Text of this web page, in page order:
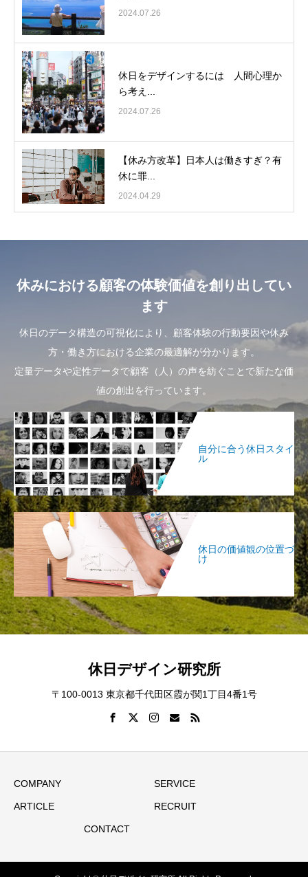
2024.07.26
休日をデザインするには 人間心理か
ら考え...
2024.07.26
【休み方改革】日本人は働きすぎ？有
休に罪...
2024.04.29
休みにおける顧客の体験価値を創り出してい
ます
休日のデータ構造の可視化により、顧客体験の行動要因や休み
方・働き方における企業の最適解が分かります。
定量データや定性データで顧客（人）の声を紡ぐことで新たな価
値の創出を行っています。
自分に合う休日スタイ
ル
休日の価値観の位置づ
け
休日デザイン研究所
〒100-0013 東京都千代田区霞が関1丁目4番1号
COMPANY SERVICE
ARTICLE RECRUIT
CONTACT